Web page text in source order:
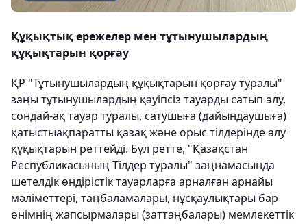
Құқықтық ережелер мен тұтынушылардың
құқықтарын қорғау
ҚР "Тұтынушылардың құқықтарын қорғау туралы"
заңы тұтынушылардың қауіпсіз тауарды сатып алу,
сондай-ақ тауар туралы, сатушыға (дайындаушыға)
қатыстыақпаратты қазақ және орыс тілдерінде алу
құқықтарын реттейді. Бұл ретте, "Қазақстан
Республикасының Тiлдер туралы" заңнамасында
шетелдiк өндiрiстiк тауарларға арналған арнайы
мәлiметтері, таңбаламалары, нұсқаулықтары бар
өнiмнiң жапсырмалары (заттаңбалары) мемлекеттiк